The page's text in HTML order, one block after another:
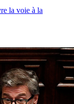
la voie à la